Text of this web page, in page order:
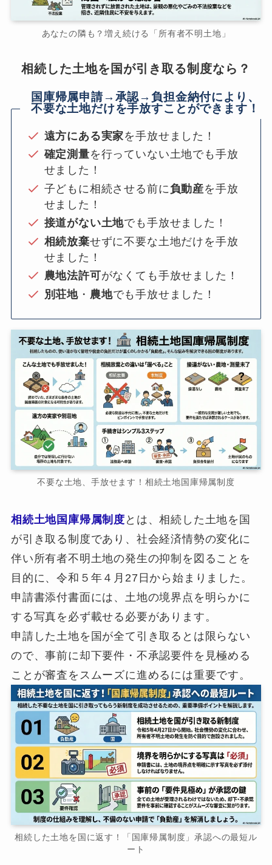
あなたの隣も？増え続ける「所有者不明土地」
相続した土地を国が引き取る制度なら？
国庫帰属申請→承認→負担金納付により、
不要な土地だけを手放すことができます！
遠方にある実家を手放せました！
確定測量を行っていない土地でも手放
せました！
子どもに相続させる前に負動産を手放
せました！
接道がない土地でも手放せました！
相続放棄せずに不要な土地だけを手放
せました！
農地法許可がなくても手放せました！
別荘地 ・ 農地でも手放せました！
不要な土地、手放せます！相続土地国庫帰属制度
相続土地国庫帰属制度 とは、相続した土地を国
が引き取る制度であり、社会経済情勢の変化に
伴い所有者不明土地の発生の抑制を図ることを
目的に、令和５年４月27日から始まりました。
申請書添付書面には、土地の境界点を明らかに
する写真を必ず載せる必要があります。
申請した土地を国が全て引き取るとは限らない
ので、事前に却下要件・不承認要件を見極める
ことが審査をスムーズに進めるには重要です。
相続した土地を国に返す！「国庫帰属制度」承認への最短ル
ート